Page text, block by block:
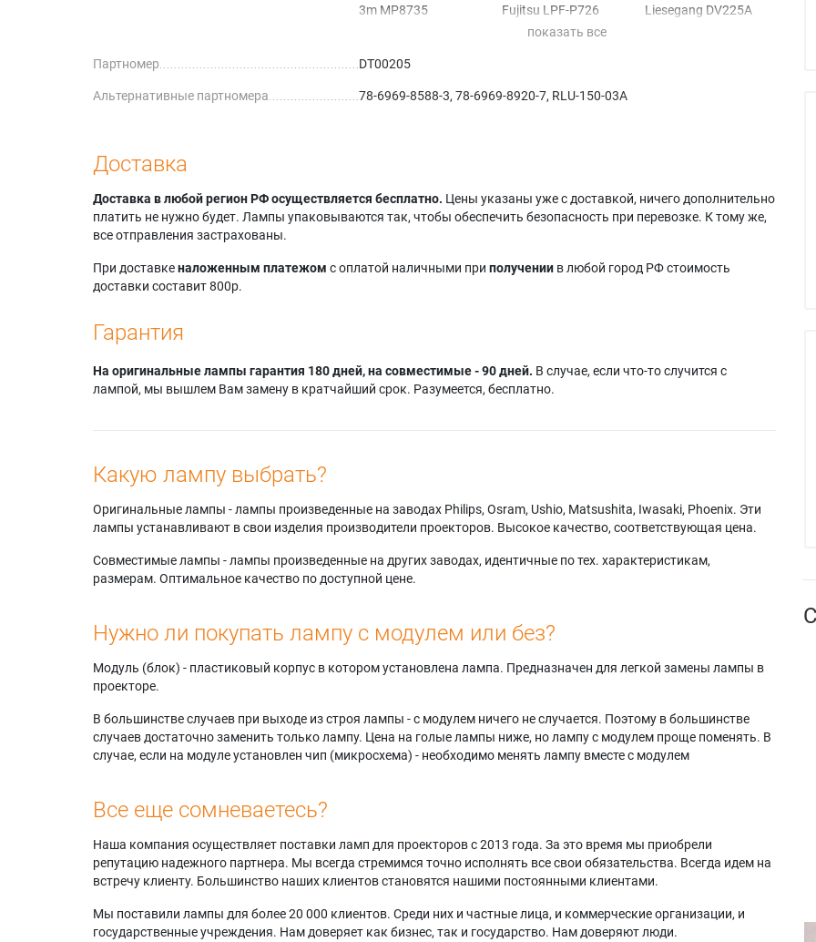
3m MP8735
Boxlight 3500
Davis CINEMAONE
Davis CINEMATEN
Davis DS-450
Fujitsu LPF-P726
Hitachi CP-S840
Hitachi CP-S840WA
Hitachi CP-X938
Hitachi CP-X940E
Liesegang DV225A
Viewsonic PJL1035
Viewsonic PJL1035
Viewsonic PJL855
Партномер DT00205
Альтернативные партномера 78-6969-8588-3, 78-6969-8920-7, RLU-150-03A
Доставка
Доставка в любой регион РФ осуществляется бесплатно. Цены указаны уже с доставкой, ничего дополнительно
платить не нужно будет. Лампы упаковываются так, чтобы обеспечить безопасность при перевозке. К тому же,
все отправления застрахованы.
При доставкеналоженным платежом с оплатой наличными при получении в любой город РФ стоимость
доставки составит 800р.
Гарантия
На оригинальные лампы гарантия 180 дней, на совместимые - 90 дней. В случае, если что-то случится с
лампой, мы вышлем Вам замену в кратчайший срок. Разумеется, бесплатно.
Какую лампу выбрать?
Оригинальные лампы - лампы произведенные на заводах Philips, Osram, Ushio, Matsushita, Iwasaki, Phoenix. Эти
лампы устанавливают в свои изделия производители проекторов. Высокое качество, соответствующая цена.
Совместимые лампы - лампы произведенные на других заводах, идентичные по тех. характеристикам,
размерам. Оптимальное качество по доступной цене.
Нужно ли покупать лампу с модулем или без?
Модуль (блок) - пластиковый корпус в котором установлена лампа. Предназначен для легкой замены лампы в
проекторе.
В большинстве случаев при выходе из строя лампы - с модулем ничего не случается. Поэтому в большинстве
случаев достаточно заменить только лампу. Цена на голые лампы ниже, но лампу с модулем проще поменять. В
случае, если на модуле установлен чип (микросхема) - необходимо менять лампу вместе с модулем
Все еще сомневаетесь?
Наша компания осуществляет поставки ламп для проекторов с 2013 года. За это время мы приобрели
репутацию надежного партнера. Мы всегда стремимся точно исполнять все свои обязательства. Всегда идем на
встречу клиенту. Большинство наших клиентов становятся нашими постоянными клиентами.
Мы поставили лампы для более 20 000 клиентов. Среди них и частные лица, и коммерческие организации, и
государственные учреждения. Нам доверяет как бизнес, так и государство. Нам доверяют люди.